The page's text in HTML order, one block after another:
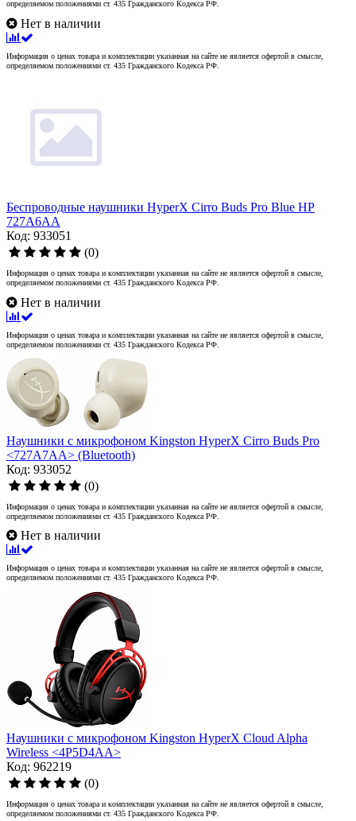
определяемом положениями ст. 435 Гражданского Кодекса РФ.
Нет в наличии
Информация о ценах товара и комплектации указанная на сайте не является офертой в смысле,
определяемом положениями ст. 435 Гражданского Кодекса РФ.
Беспроводные наушники HyperX Cirro Buds Pro Blue HP
727A6AA
Код: 933051
(0)
Информация о ценах товара и комплектации указанная на сайте не является офертой в смысле,
определяемом положениями ст. 435 Гражданского Кодекса РФ.
Нет в наличии
Информация о ценах товара и комплектации указанная на сайте не является офертой в смысле,
определяемом положениями ст. 435 Гражданского Кодекса РФ.
Наушники с микрофоном Kingston HyperX Cirro Buds Pro
<727A7AA> (Bluetooth)
Код: 933052
(0)
Информация о ценах товара и комплектации указанная на сайте не является офертой в смысле,
определяемом положениями ст. 435 Гражданского Кодекса РФ.
Нет в наличии
Информация о ценах товара и комплектации указанная на сайте не является офертой в смысле,
определяемом положениями ст. 435 Гражданского Кодекса РФ.
Наушники с микрофоном Kingston HyperX Cloud Alpha
Wireless <4P5D4AA>
Код: 962219
(0)
Информация о ценах товара и комплектации указанная на сайте не является офертой в смысле,
определяемом положениями ст. 435 Гражданского Кодекса РФ.